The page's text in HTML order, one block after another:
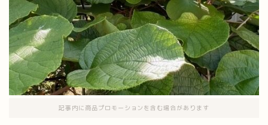
記事内に商品プロモーションを含む場合があります